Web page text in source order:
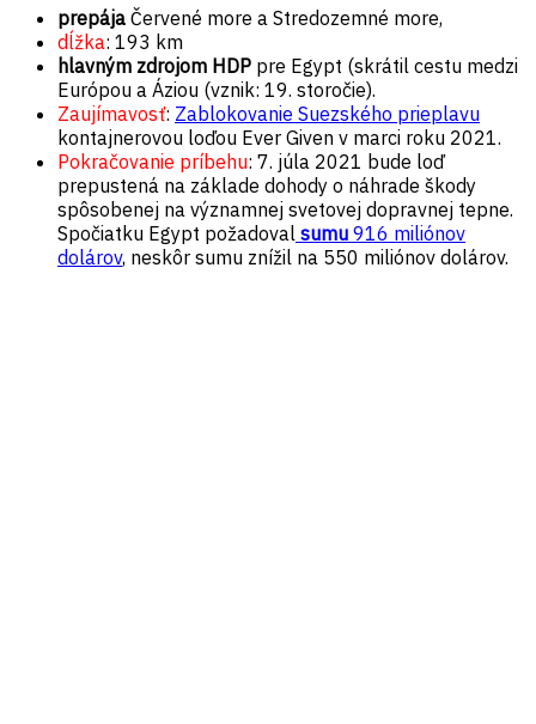
prepája Červené more a Stredozemné more,
dĺžka: 193 km
hlavným zdrojom HDP pre Egypt (skrátil cestu medzi
Európou a Áziou (vznik: 19. storočie).
Zaujímavosť: Zablokovanie Suezského prieplavu
kontajnerovou loďou Ever Given v marci roku 2021.
Pokračovanie príbehu: 7. júla 2021 bude loď
prepustená na základe dohody o náhrade škody
spôsobenej na významnej svetovej dopravnej tepne.
Spočiatku Egypt požadoval sumu 916 miliónov
dolárov, neskôr sumu znížil na 550 miliónov dolárov.